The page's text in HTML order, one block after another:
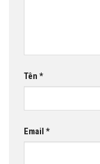
Tên *
Email *